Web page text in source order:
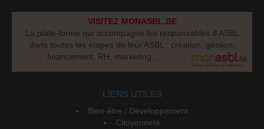
VISITEZ MONASBL.BE
La plate-forme qui accompagne les responsables d’ASBL
dans toutes les étapes de leur ASBL : création, gestion,
financement, RH, marketing...
LIENS UTILES
Bien-être / Développement
Citoyenneté